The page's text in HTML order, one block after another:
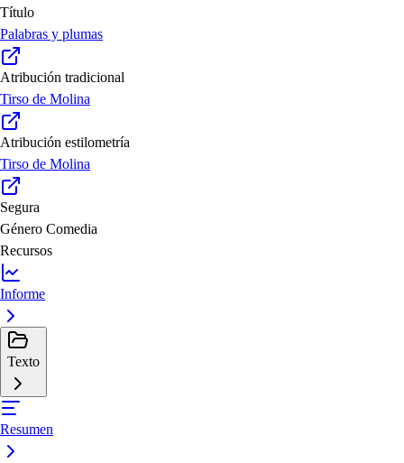
Título
Palabras y plumas
Atribución tradicional
Tirso de Molina
Atribución estilometría
Tirso de Molina
Segura
Género Comedia
Recursos
Informe
Texto
Resumen